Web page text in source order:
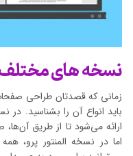
نسخه های مختلف
زمانی که قصدتان طراحی
باید انواع آن را بشناسید. در
ارائه می‌شود تا از طریق
اما در نسخه المنتور پرو،